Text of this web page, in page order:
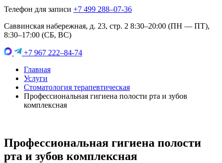
Телефон для записи +7 499 288–07-36
Саввинская набережная, д. 23, стр. 2 8:30–20:00 (ПН — ПТ),
8:30–17:00 (СБ, ВС)
+7 967 222–84-74
Главная
Услуги
Стоматология терапевтическая
Профессиональная гигиена полости рта и зубов
комплексная
Профессиональная гигиена полости
рта и зубов комплексная